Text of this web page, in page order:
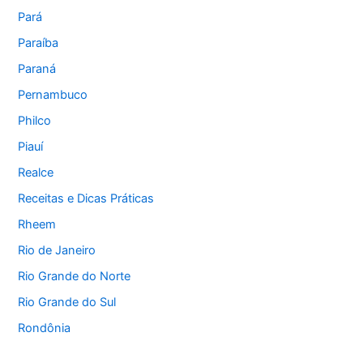
Pará
Paraíba
Paraná
Pernambuco
Philco
Piauí
Realce
Receitas e Dicas Práticas
Rheem
Rio de Janeiro
Rio Grande do Norte
Rio Grande do Sul
Rondônia